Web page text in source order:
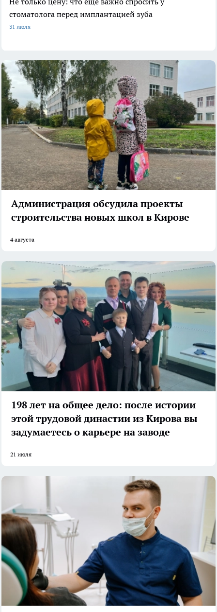
стоматолога перед имплантацией зуба
31 июля
Администрация обсудила проекты
строительства новых школ в Кирове
4 августа
198 лет на общее дело: после истории
этой трудовой династии из Кирова вы
задумаетесь о карьере на заводе
21 июля